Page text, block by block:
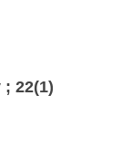
22(1)